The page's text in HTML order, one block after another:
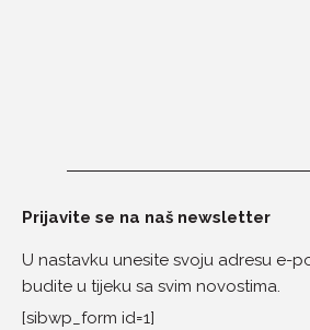
Prijavite se na naš newsletter
U nastavku unesite svoju adresu e-
budite u tijeku sa svim novostima.
[sibwp_form id=1]